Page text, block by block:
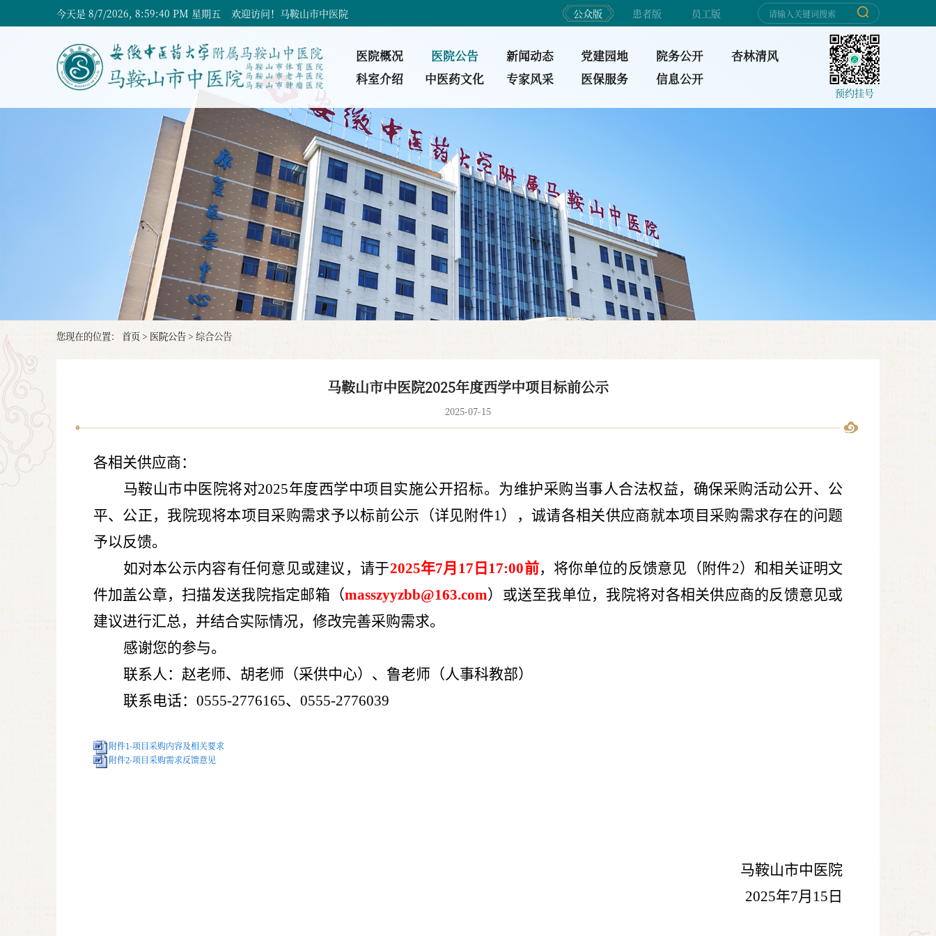
今天是 8/7/2026, 8:59:41 PM 星期五 欢迎访问！马鞍山市中医院 公众版 患者版 员工版
医院概况 医院公告 新闻动态 党建园地 院务公开
杏林清风
科室介绍
中医药文化 专家风采 医保服务 信息公开
预约挂号
您现在的位置： 首页> 医院公告> 综合公告
马鞍山市中医院2025年度西学中项目标前公示
2025-07-15
各相关供应商：
马鞍山市中医院将对2025年度西学中项目实施公开招标。为维护采购当事人合法权益，确保采购活动公开、公
平、公正，我院现将本项目采购需求予以标前公示（详见附件1），诚请各相关供应商就本项目采购需求存在的问题
予以反馈。
如对本公示内容有任何意见或建议，请于2025年7月 17 日 17:00前，将你单位的反馈意见（附件2）和相关证明文
件加盖公章，扫描发送我院指定邮箱（masszyyzbb@163.com）或送至我单位，我院将对各相关供应商的反馈意见或
建议进行汇总，并结合实际情况，修改完善采购需求。
感谢您的参与。
联系人：赵老师、胡老师（采供中心）、鲁老师（人事科教部）
联系电话： 0555-2776165、 0555-2776039
附件1-项目采购内容及相关要求
附件2-项目采购需求反馈意见
马鞍山市中医院
2025年7月 15 日